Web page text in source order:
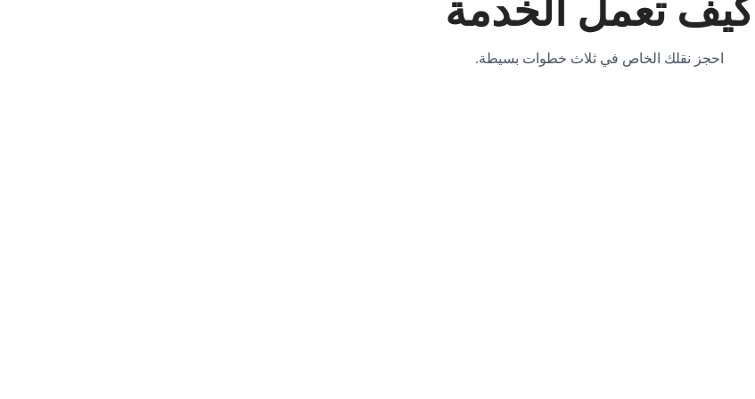
كيف تعمل الخدمة
احجز نقلك الخاص في ثلاث خطوات بسيطة.